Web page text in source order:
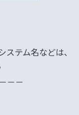
テム名などは、
－－